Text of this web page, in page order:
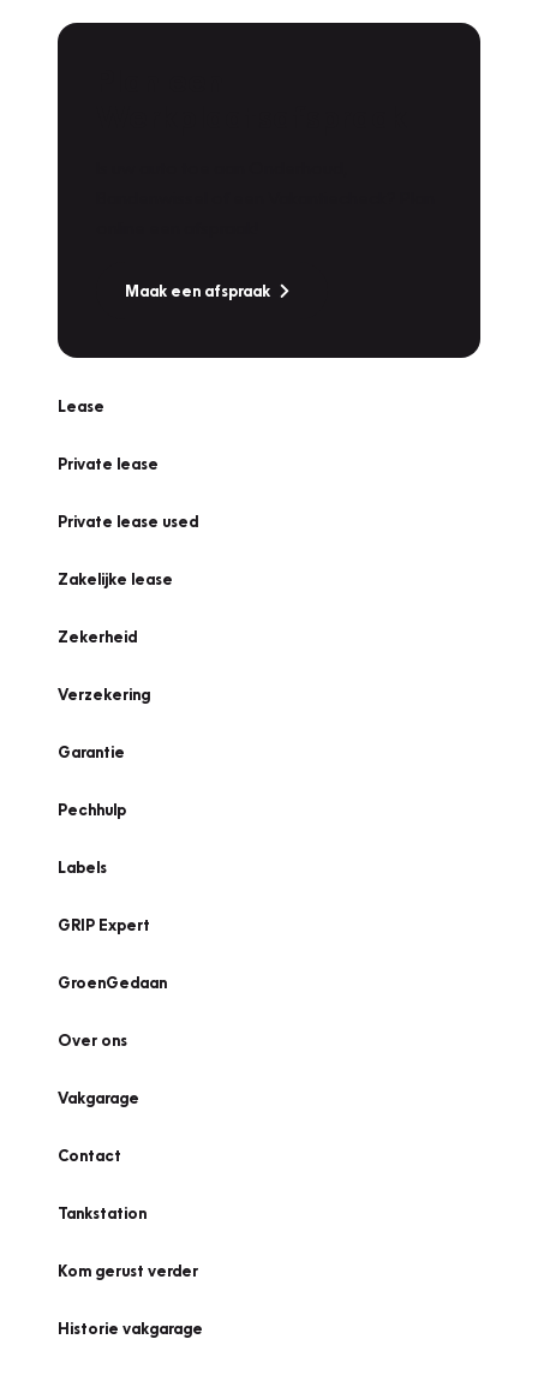
Maak een afspraak
Lease
Private lease
Private lease used
Zakelijke lease
Zekerheid
Verzekering
Garantie
Pechhulp
Labels
GRIP Expert
GroenGedaan
Over ons
Vakgarage
Contact
Tankstation
Kom gerust verder
Historie vakgarage